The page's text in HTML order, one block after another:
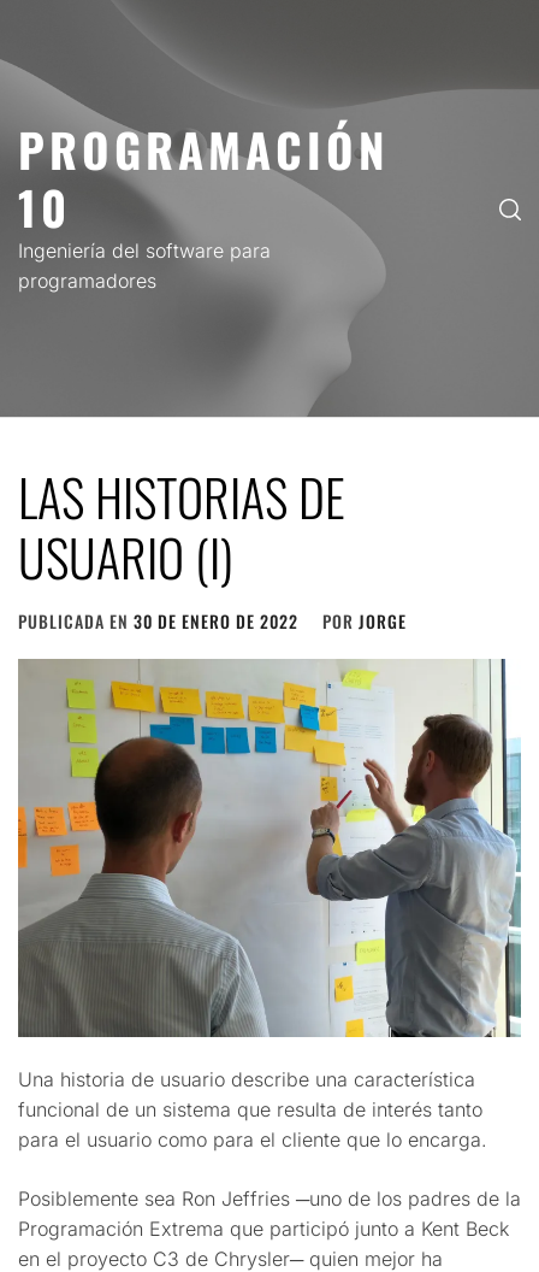
contenido
PROGRAMACIÓN
10
Ingeniería del software para
programadores
LAS HISTORIAS DE
USUARIO (I)
PUBLICADA EN 30 DE ENERO DE 2022 POR JORGE
Una historia de usuario describe una característica
funcional de un sistema que resulta de interés tanto
para el usuario como para el cliente que lo encarga.
Posiblemente sea Ron Jeffries ─uno de los padres de la
Programación Extrema que participó junto a Kent Beck
en el proyecto C3 de Chrysler─ quien mejor ha